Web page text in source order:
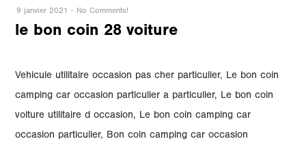
9 janvier 2021 - No Comments!
le bon coin 28 voiture
Vehicule utilitaire occasion pas cher particulier, Le bon coin
camping car occasion particulier a particulier, Le bon coin
voiture utilitaire d occasion, Le bon coin camping car
occasion particulier, Bon coin camping car occasion